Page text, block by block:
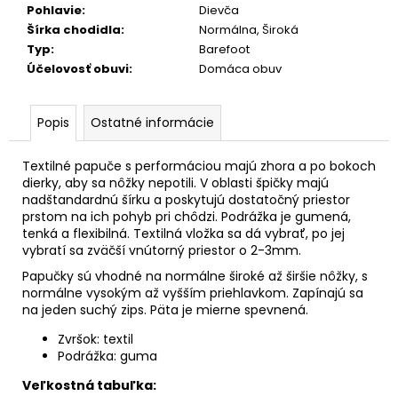
Pohlavie:
Dievča
Šírka chodidla:
Normálna, Široká
Typ:
Barefoot
Účelovosť obuvi: Domáca obuv
Popis Ostatné informácie
Textilné papuče s performáciou majú zhora a po bokoch
dierky, aby sa nôžky nepotili. V oblasti špičky majú
nadštandardnú šírku a poskytujú dostatočný priestor
prstom na ich pohyb pri chôdzi. Podrážka je gumená,
tenká a flexibilná. Textilná vložka sa dá vybrať, po jej
vybratí sa zväčší vnútorný priestor o 2-3mm.
Papučky sú vhodné na normálne široké až širšie nôžky, s
normálne vysokým až vyšším priehlavkom. Zapínajú sa
na jeden suchý zips. Päta je mierne spevnená.
Zvršok: textil
Podrážka: guma
Veľkostná tabuľka: